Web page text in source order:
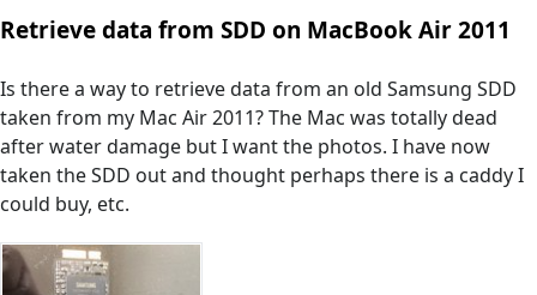
Retrieve data from SDD on MacBook Air 2011
Is there a way to retrieve data from an old Samsung SDD
taken from my Mac Air 2011? The Mac was totally dead
after water damage but I want the photos. I have now
taken the SDD out and thought perhaps there is a caddy I
could buy, etc.